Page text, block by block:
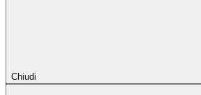
Chiudi